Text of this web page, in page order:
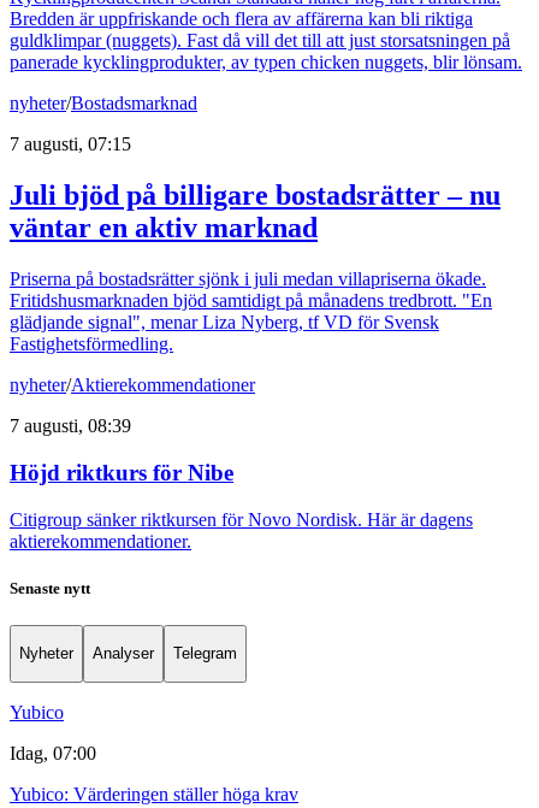
Bredden är uppfriskande och flera av affärerna kan bli riktiga
guldklimpar (nuggets). Fast då vill det till att just storsatsningen på
panerade kycklingprodukter, av typen chicken nuggets, blir lönsam.
nyheter/Bostadsmarknad
7 augusti, 07:15
Juli bjöd på billigare bostadsrätter – nu
väntar en aktiv marknad
Priserna på bostadsrätter sjönk i juli medan villapriserna ökade.
Fritidshusmarknaden bjöd samtidigt på månadens tredbrott. "En
glädjande signal", menar Liza Nyberg, tf VD för Svensk
Fastighetsförmedling.
nyheter/Aktierekommendationer
7 augusti, 08:39
Höjd riktkurs för Nibe
Citigroup sänker riktkursen för Novo Nordisk. Här är dagens
aktierekommendationer.
Senaste nytt
Nyheter Analyser Telegram
Yubico
Idag, 07:00
Yubico: Värderingen ställer höga krav